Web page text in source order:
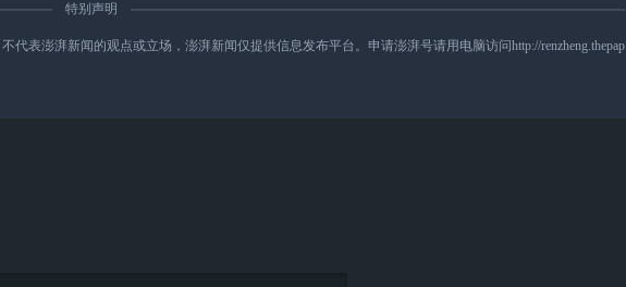
特别声明
表澎湃新闻的观点或立场，澎湃新闻仅提供信息发布平台。申请澎湃号请用电脑访问http://renzheng.thepap